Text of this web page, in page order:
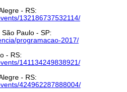
- RS:
132186737532114/
Paulo - SP:
programacao-2017/
- RS:
141134249838921/
- RS:
424962287888004/